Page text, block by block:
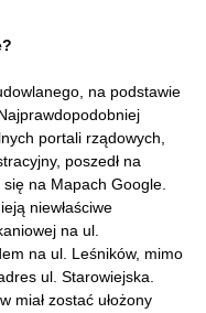
na podstawie
portali rządowych,
poszedł na
na Mapach Google.
niewłaściwe
na ul.
na ul. Leśników, mimo
ul. Starowiejska.
miał zostać ułożony